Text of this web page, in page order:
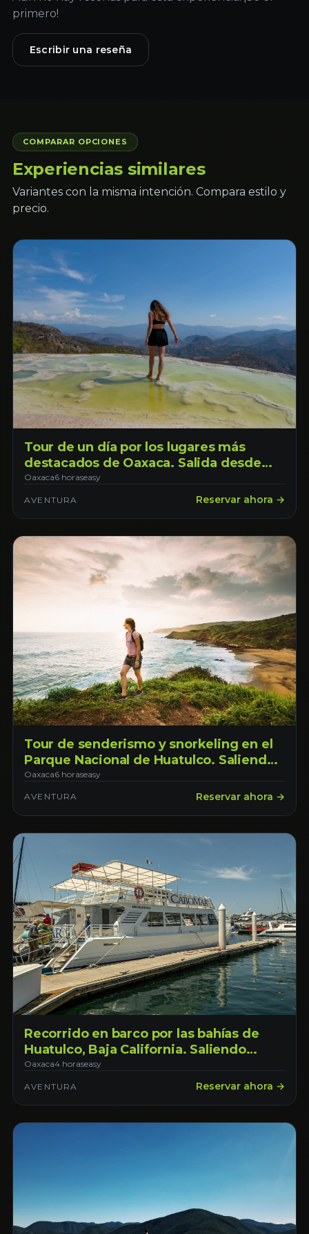
primero!
Escribir una reseña
COMPARAR OPCIONES
Experiencias similares
Variantes con la misma intención. Compara estilo y
precio.
Tour de un día por los lugares más
destacados de Oaxaca. Salida desde
Oaxaca.
Oaxaca6 horaseasy
AVENTURA Reservar ahora →
Tour de senderismo y snorkeling en el
Parque Nacional de Huatulco. Saliendo
desde Oaxaca de Juárez
Oaxaca6 horaseasy
AVENTURA Reservar ahora →
Recorrido en barco por las bahías de
Huatulco, Baja California. Saliendo
desde Ensenada
Oaxaca4 horaseasy
AVENTURA Reservar ahora →